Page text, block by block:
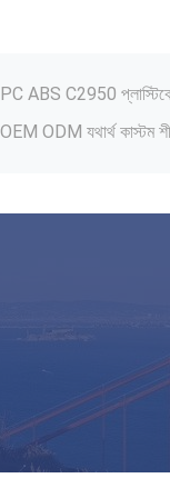
OEM ODM যথার্থ কাস্টম
প্লাস্টিক ইনজেকশন যথার্থ
NAK80 P20 ইনজেকশন
স্যান্ডব্লাস্টিং পাউডার
TPU PC PEEK HDPE
কালো সিলিকন রাবার পার্টস
ই এম হ্যান্ডেল রাবার ডাস্ট